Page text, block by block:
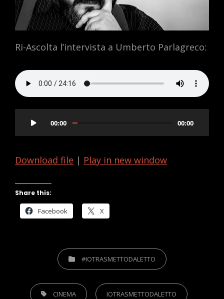
Ri-Ascolta l’intervista a Umberto Parlagreco:
00:00 00:00
Download file | Play in new window
Share this:
Facebook X
CATEGORIES#IOTRASMETTODALETTO
TAGS, CINEMA IOTRASMETTODALETTO